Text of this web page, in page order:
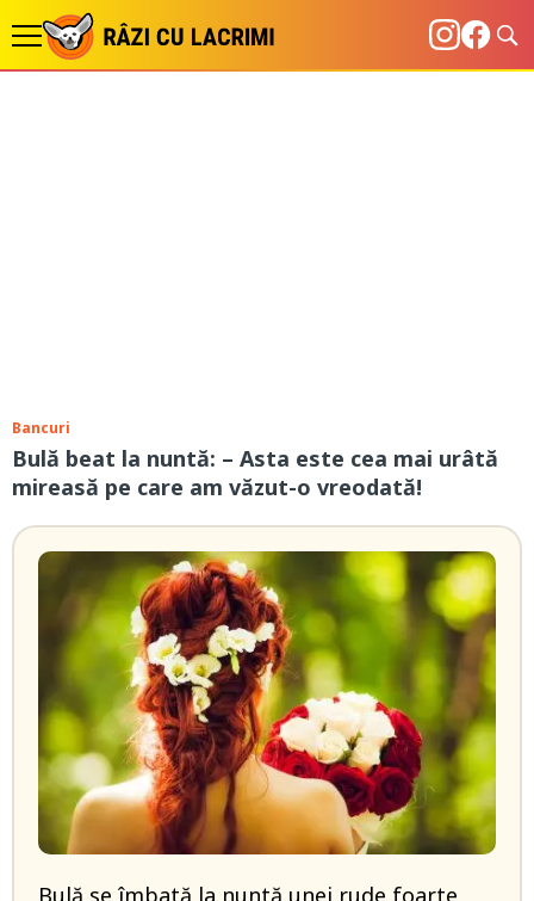
Bancuri
Bulă beat la nuntă: – Asta este cea mai urâtă
mireasă pe care am văzut-o vreodată!
Bulă se îmbată la nuntă unei rude foarte